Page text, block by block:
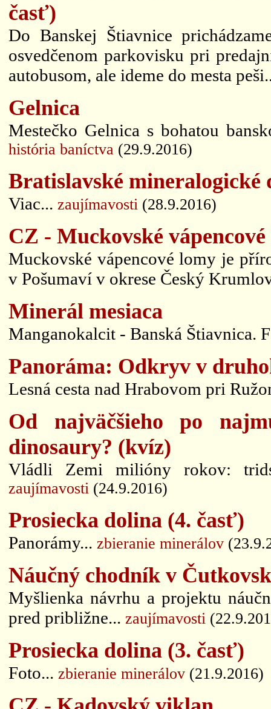
časť)
Do Banskej Štiavnice
osvedčenom parkovisku pri
autobusom, ale ideme do mesta
Gelnica
Mestečko Gelnica s bohatou
história baníctva (29.9.2016)
Bratislavské mineralogické
Viac... zaujímavosti (28.9.2016)
CZ - Muckovské
Muckovské vápencové lomy je
v Pošumaví v okrese Český
Minerál mesiaca
Manganokalcit - Banská Štiavnica.
Panoráma: Odkryv v
Lesná cesta nad Hrabovom pri
Od najväčšieho po
dinosaury? (kvíz)
Vládli Zemi milióny rokov:
zaujímavosti (24.9.2016)
Prosiecka dolina (4. časť)
Panorámy... zbieranie minerálov
Náučný chodník v
Myšlienka návrhu a projektu
pred približne... zaujímavosti
Prosiecka dolina (3. časť)
Foto... zbieranie minerálov (21.9.2016)